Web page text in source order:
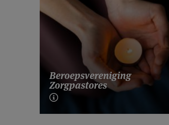
Beroepsvereniging
Zorgpastores